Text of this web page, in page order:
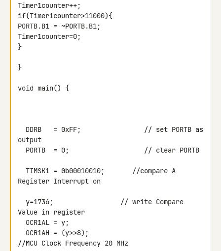
Timer1counter++;
if(Timer1counter>11000){
PORTB.B1 = ~PORTB.B1;
Timer1counter=0;
}
}
void main() {
output
Register Interrupt on
Value in register
//MCU Clock Frequency 20 MHz